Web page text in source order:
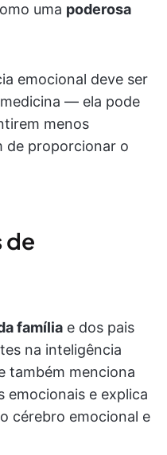
uma poderosa
emocional deve ser
— ela pode
menos
de proporcionar o
de
família e dos pais
na inteligência
também menciona
emocionais e explica
cérebro emocional e